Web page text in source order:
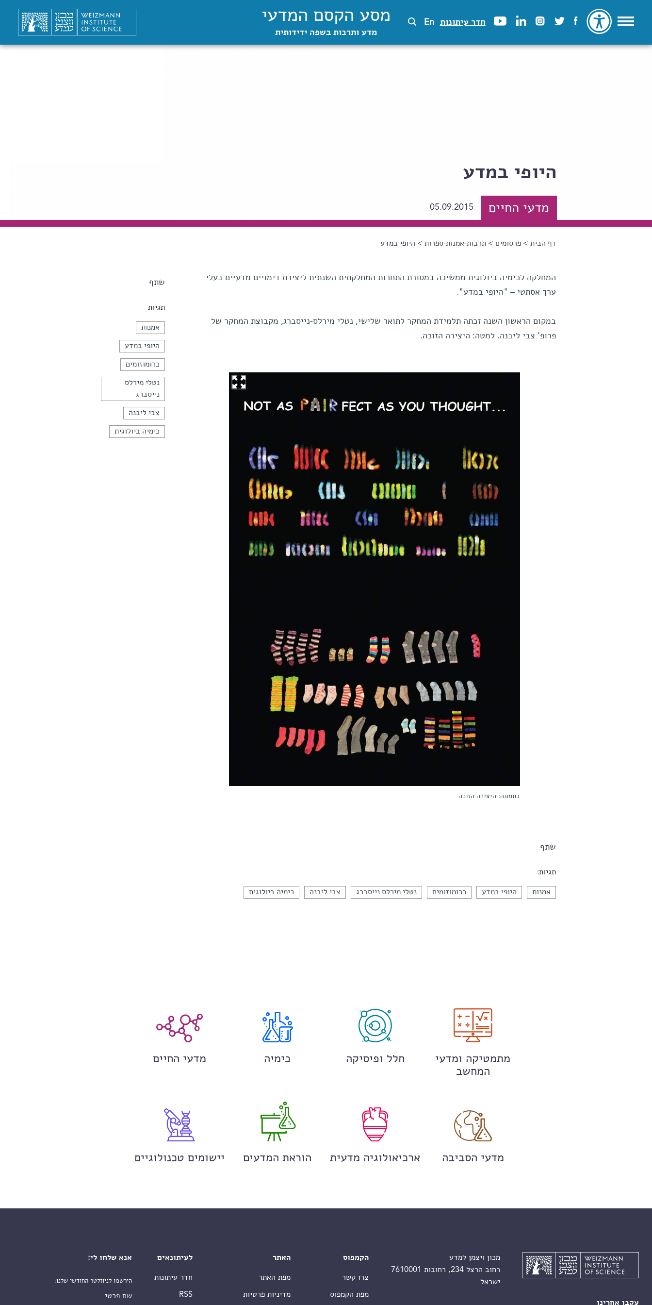
חדר עיתונות En מסע הקסם המדעי
מדע ותרבות בשפה ידידותית
היופי במדע
מדעי החיים 05.09.2015
הינך נמצא כאן
דף הבית >פרסומים >תרבות-אמנות-ספרות > היופי במדע
שתף
תגיות
אמנות
היופי במדע
כרומוזומים
נטלי מירלס
נייסברג
צבי ליבנה
כימיה ביולוגית
המחלקה לכימיה ביולוגית ממשיכה במסורת התחרות המחלקתית השנתית ליצירת דימויים מדעיים בעלי
ערך אסתטי – "היופי במדע".
במקום הראשון השנה זכתה תלמידת המחקר לתואר שלישי, נטלי מירלס-נייסברג, מקבוצת המחקר של
פרופ' צבי ליבנה. למטה: היצירה הזוכה.
בתמונה: היצירה הזוכה
שתף
תגיות:
אמנות היופי במדע כרומוזומים נטלי מירלס נייסברג צבי ליבנה כימיה ביולוגית
מתמטיקה ומדעי
המחשב
חלל ופיסיקה כימיה מדעי החיים
מדעי הסביבה ארכיאולוגיה מדעית הוראת המדעים יישומים טכנולוגיים
עקבו אחרינו
מכון ויצמן למדע
רחוב הרצל 234, רחובות 7610001
ישראל
הקמפוס
צרו קשר
מפת הקמפוס
האתר
מפת האתר
מדיניות פרטיות
לעיתונאים
חדר עיתונות
RSS
אנא שלחו לי:
הירשמו לניוזלטר החודשי שלנו: